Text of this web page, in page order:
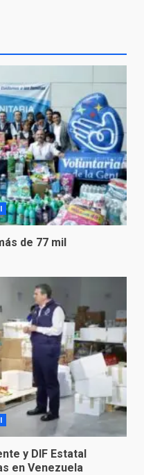
de 77 mil
y DIF Estatal
en Venezuela